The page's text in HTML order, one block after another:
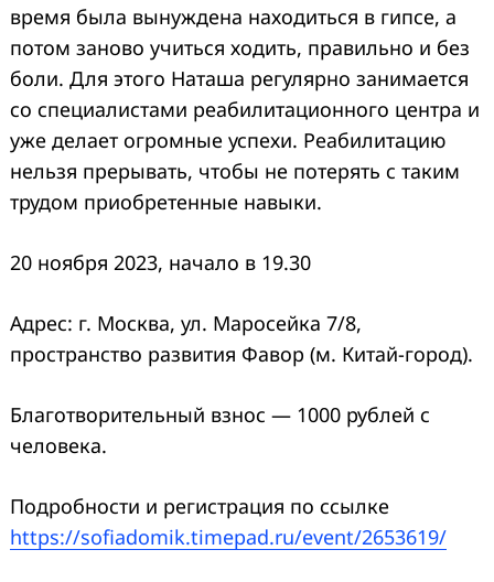
время была вынуждена находиться в гипсе, а
потом заново учиться ходить, правильно и без
боли. Для этого Наташа регулярно занимается
со специалистами реабилитационного центра и
уже делает огромные успехи. Реабилитацию
нельзя прерывать, чтобы не потерять с таким
трудом приобретенные навыки.
20 ноября 2023, начало в 19.30
Адрес: г. Москва, ул. Маросейка 7/8,
пространство развития Фавор (м. Китай-город).
Благотворительный взнос — 1000 рублей с
человека.
Подробности и регистрация по ссылке
https://sofiadomik.timepad.ru/event/2653619/